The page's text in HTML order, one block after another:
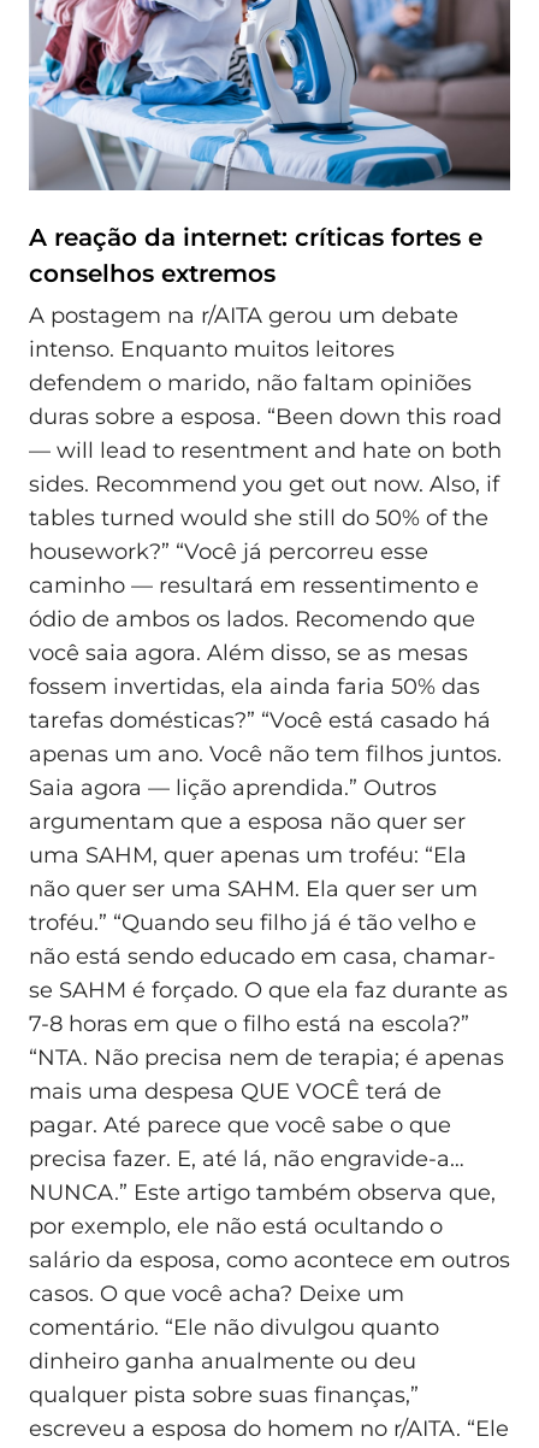
A reação da internet: críticas fortes e
conselhos extremos
A postagem na r/AITA gerou um debate
intenso. Enquanto muitos leitores
defendem o marido, não faltam opiniões
duras sobre a esposa. “Been down this road
— will lead to resentment and hate on both
sides. Recommend you get out now. Also, if
tables turned would she still do 50% of the
housework?” “Você já percorreu esse
caminho — resultará em ressentimento e
ódio de ambos os lados. Recomendo que
você saia agora. Além disso, se as mesas
fossem invertidas, ela ainda faria 50% das
tarefas domésticas?” “Você está casado há
apenas um ano. Você não tem filhos juntos.
Saia agora — lição aprendida.” Outros
argumentam que a esposa não quer ser
uma SAHM, quer apenas um troféu: “Ela
não quer ser uma SAHM. Ela quer ser um
troféu.” “Quando seu filho já é tão velho e
não está sendo educado em casa, chamar-
se SAHM é forçado. O que ela faz durante as
7-8 horas em que o filho está na escola?”
“NTA. Não precisa nem de terapia; é apenas
mais uma despesa QUE VOCÊ terá de
pagar. Até parece que você sabe o que
precisa fazer. E, até lá, não engravide-a…
NUNCA.” Este artigo também observa que,
por exemplo, ele não está ocultando o
salário da esposa, como acontece em outros
casos. O que você acha? Deixe um
comentário. “Ele não divulgou quanto
dinheiro ganha anualmente ou deu
qualquer pista sobre suas finanças,”
escreveu a esposa do homem no r/AITA. “Ele